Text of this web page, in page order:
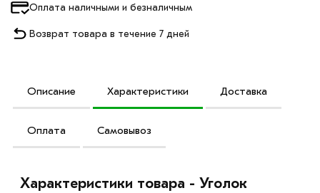
Оплата наличными и безналичным
Возврат товара в течение 7 дней
Описание Характеристики Доставка
Оплата Самовывоз
Характеристики товара - Уголок